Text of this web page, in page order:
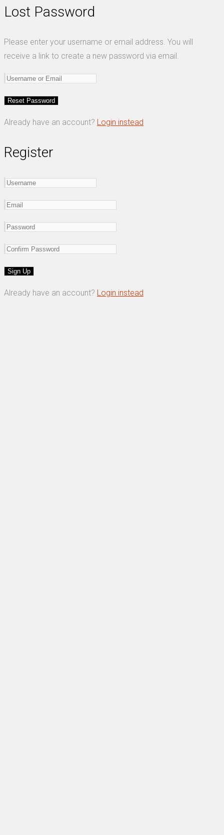
Lost Password
Please enter your username or email address. You will
receive a link to create a new password via email.
Already have an account? Login instead
Register
Already have an account? Login instead